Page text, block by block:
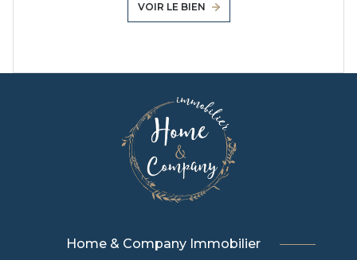
VOIR LE BIEN
Home & Company Immobilier